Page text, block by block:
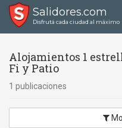
Salidores.com
Disfrutá cada ciudad al máximo
Alojamientos 1
Fi y Patio
1 publicaciones